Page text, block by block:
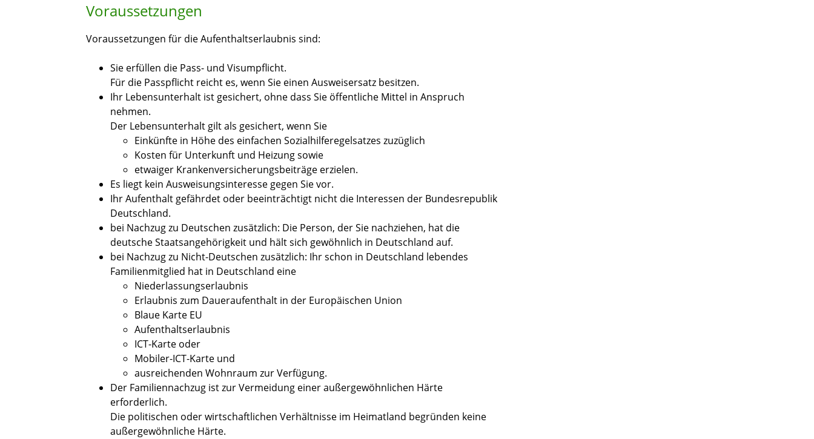
Voraussetzungen
Voraussetzungen für die Aufenthaltserlaubnis sind:
Sie erfüllen die Pass- und Visumpflicht.
Für die Passpflicht reicht es, wenn Sie einen Ausweisersatz besitzen.
Ihr Lebensunterhalt ist gesichert, ohne dass Sie öffentliche Mittel in Anspruch
nehmen.
Der Lebensunterhalt gilt als gesichert, wenn Sie
Einkünfte in Höhe des einfachen Sozialhilferegelsatzes zuzüglich
Kosten für Unterkunft und Heizung sowie
etwaiger Krankenversicherungsbeiträge erzielen.
Es liegt kein Ausweisungsinteresse gegen Sie vor.
Ihr Aufenthalt gefährdet oder beeinträchtigt nicht die Interessen der Bundesrepublik
Deutschland.
bei Nachzug zu Deutschen zusätzlich: Die Person, der Sie nachziehen, hat die
deutsche Staatsangehörigkeit und hält sich gewöhnlich in Deutschland auf.
bei Nachzug zu Nicht-Deutschen zusätzlich: Ihr schon in Deutschland lebendes
Familienmitglied hat in Deutschland eine
Niederlassungserlaubnis
Erlaubnis zum Daueraufenthalt in der Europäischen Union
Blaue Karte EU
Aufenthaltserlaubnis
ICT-Karte oder
Mobiler-ICT-Karte und
ausreichenden Wohnraum zur Verfügung.
Der Familiennachzug ist zur Vermeidung einer außergewöhnlichen Härte
erforderlich.
Die politischen oder wirtschaftlichen Verhältnisse im Heimatland begründen keine
außergewöhnliche Härte.